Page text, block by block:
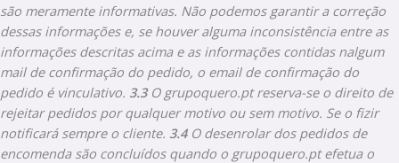
são meramente informativas. Não podemos garantir a correção
dessas informações e, se houver alguma inconsistência entre as
informações descritas acima e as informações contidas nalgum
mail de confirmação do pedido, o email de confirmação do
pedido é vinculativo. 3.3O grupoquero.pt reserva-se o direito de
rejeitar pedidos por qualquer motivo ou sem motivo. Se o fizir
notificará sempre o cliente. 3.4O desenrolar dos pedidos de
encomenda são concluídos quando o grupoquero.pt efetua o